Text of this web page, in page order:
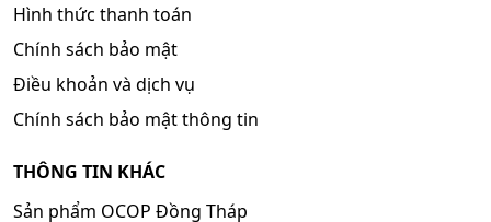
Hình thức thanh toán
Chính sách bảo mật
Điều khoản và dịch vụ
Chính sách bảo mật thông tin
THÔNG TIN KHÁC
Sản phẩm OCOP Đồng Tháp